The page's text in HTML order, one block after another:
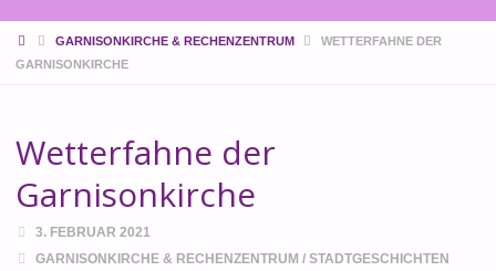
STARTGARNISONKIRCHE & RECHENZENTRUM
WETTERFAHNE DER
GARNISONKIRCHE
Wetterfahne der
Garnisonkirche
3. FEBRUAR 2021
GARNISONKIRCHE & RECHENZENTRUM /STADTGESCHICHTEN